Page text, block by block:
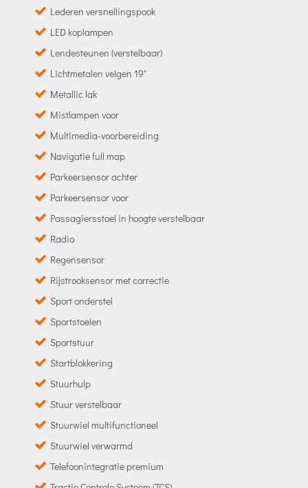
Lederen versnellingspook
LED koplampen
Lendesteunen (verstelbaar)
Lichtmetalen velgen 19"
Metallic lak
Mistlampen voor
Multimedia-voorbereiding
Navigatie full map
Parkeersensor achter
Parkeersensor voor
Passagiersstoel in hoogte verstelbaar
Radio
Regensensor
Rijstrooksensor met correctie
Sport onderstel
Sportstoelen
Sportstuur
Startblokkering
Stuurhulp
Stuur verstelbaar
Stuurwiel multifunctioneel
Stuurwiel verwarmd
Telefoonintegratie premium